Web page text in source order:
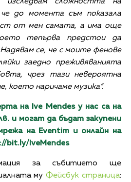
до момента съм показала
от мен самата, а има още
тепърва предстои да
се, че с моите фенове
заедно преживяванията
чрез тази невероятна
което наричаме музика“.
на Ive Mendes у нас са на
и могат да бъдат закупени
на Eventim и онлайн на
bit.ly/IveMendes
за събитието ще
муФейсбук страница: